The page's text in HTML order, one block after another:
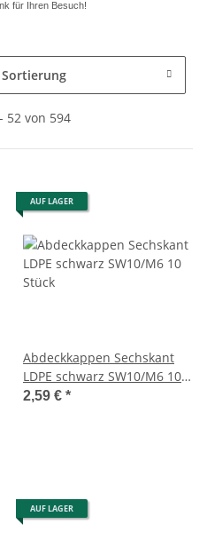
für Ihren Besuch!
52 von 594
AUF LAGER
Abdeckkappen Sechskant
LDPE schwarz SW10/M6 10
Stück
2,59 € *
AUF LAGER